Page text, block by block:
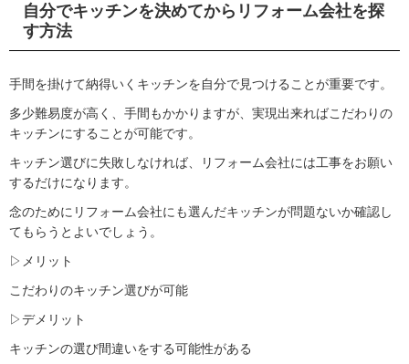
自分でキッチンを決めてからリフォーム会社を探
す方法
手間を掛けて納得いくキッチンを自分で見つけることが重要です。
多少難易度が高く、手間もかかりますが、実現出来ればこだわりの
キッチンにすることが可能です。
キッチン選びに失敗しなければ、リフォーム会社には工事をお願い
するだけになります。
念のためにリフォーム会社にも選んだキッチンが問題ないか確認し
てもらうとよいでしょう。
▷メリット
こだわりのキッチン選びが可能
▷デメリット
キッチンの選び間違いをする可能性がある